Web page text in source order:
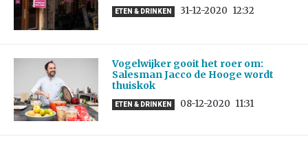
ETEN & DRINKEN 31-12-2020 12:32
Vogelwijker gooit het roer om:
Salesman Jacco de Hooge wordt
thuiskok
ETEN & DRINKEN 08-12-2020 11:31